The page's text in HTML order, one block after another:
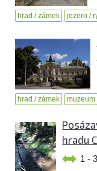
hrad / zámek jezero /
hrad / zámek muzeum
hradu
1 -